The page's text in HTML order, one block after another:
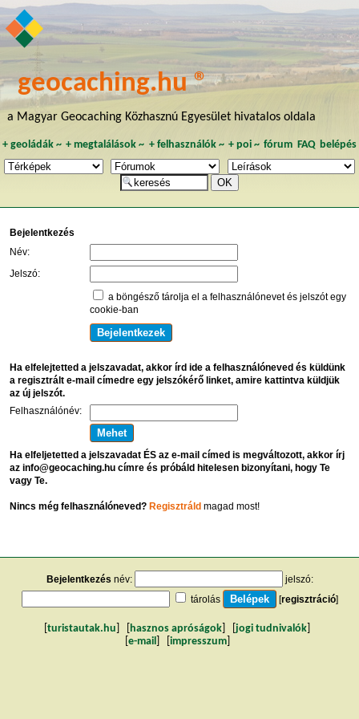
geocaching.hu ®
a Magyar Geocaching Közhasznú Egyesület hivatalos oldala
+ geoládák~ +megtalálások ~ + felhasználók~ + poi~ fórum FAQ belépés
Bejelentkezés
Név:
Jelszó:
a böngésző tárolja el a felhasználónevet és jelszót egy
cookie-ban
Ha elfelejtetted a jelszavadat, akkor írd ide a felhasználóneved és küldünk
a regisztrált e-mail címedre egy jelszókérő linket, amire kattintva küldjük
az új jelszót.
Felhasználónév:
Ha elfeljetetted a jelszavadat ÉS az e-mail címed is megváltozott, akkor írj
az info@geocaching.hu címre és próbáld hitelesen bizonyítani, hogy Te
vagy Te.
Nincs még felhasználóneved? Regisztráldmagad most!
Bejelentkezés név:
jelszó:
tárolás
[regisztráció]
turistautak.hu hasznos apróságok jogi tudnivalók
e-mail impresszum]